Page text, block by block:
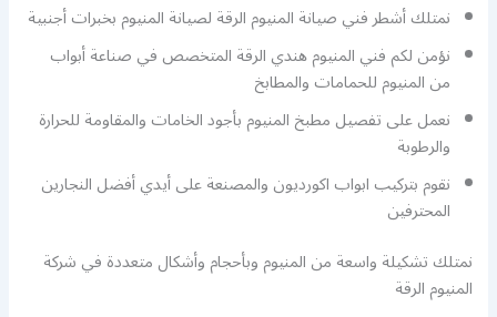
نمتلك أشطر فني صيانة المنيوم الرقة لصيانة المنيوم بخبرات أجنبية
نؤمن لكم فني المنيوم هندي الرقة المتخصص في صناعة أبواب
من المنيوم للحمامات والمطابخ
نعمل على تفصيل مطبخ المنيوم بأجود الخامات والمقاومة للحرارة
والرطوبة
نقوم بتركيب ابواب اكورديون والمصنعة على أيدي أفضل النجارين
المحترفين
نمتلك تشكيلة واسعة من المنيوم وبأحجام وأشكال متعددة في شركة
المنيوم الرقة